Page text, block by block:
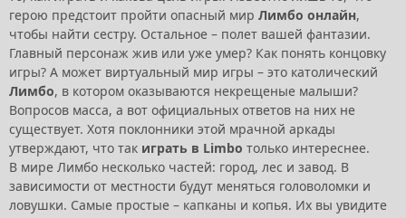
герою предстоит пройти опасный мир Лимбо онлайн,
чтобы найти сестру. Остальное – полет вашей фантазии.
Главный персонаж жив или уже умер? Как понять концовку
игры? А может виртуальный мир игры – это католический
Лимбо, в котором оказываются некрещеные малыши?
Вопросов масса, а вот официальных ответов на них не
существует. Хотя поклонники этой мрачной аркады
утверждают, что так играть в Limbo только интереснее.
В мире Лимбо несколько частей: город, лес и завод. В
зависимости от местности будут меняться головоломки и
ловушки. Самые простые – капканы и копья. Их вы увидите